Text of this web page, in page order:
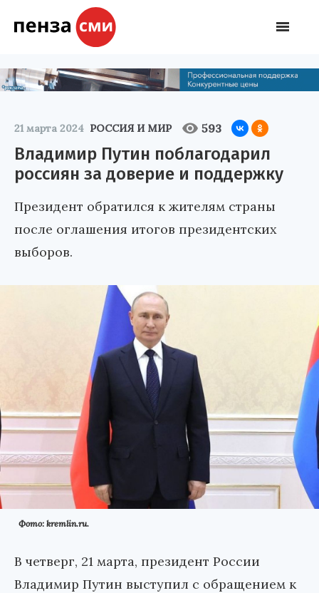
21 марта 2024 РОССИЯ И МИР 593
Владимир Путин поблагодарил
россиян за доверие и поддержку
Президент обратился к жителям страны
после оглашения итогов президентских
выборов.
Фото: kremlin.ru.
В четверг, 21 марта, президент России
Владимир Путин выступил с обращением к